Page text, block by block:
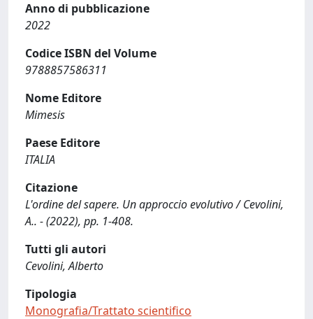
Anno di pubblicazione
2022
Codice ISBN del Volume
9788857586311
Nome Editore
Mimesis
Paese Editore
ITALIA
Citazione
L'ordine del sapere. Un approccio evolutivo / Cevolini,
A.. - (2022), pp. 1-408.
Tutti gli autori
Cevolini, Alberto
Tipologia
Monografia/Trattato scientifico